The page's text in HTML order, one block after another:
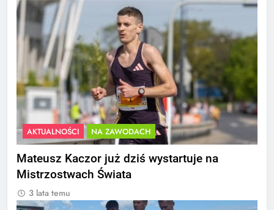
AKTUALNOŚCI NA ZAWODACH
Mateusz Kaczor już dziś wystartuje na
Mistrzostwach Świata
3 lata temu